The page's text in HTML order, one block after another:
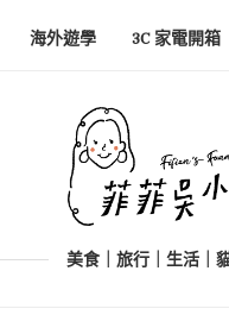
海外遊學 3C 家電開箱
美食｜旅行｜生活｜